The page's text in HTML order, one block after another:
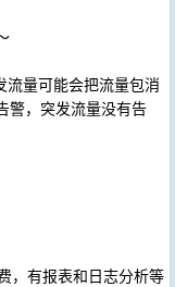
流量可能会把流量包消
警，突发流量没有告
，有报表和日志分析等